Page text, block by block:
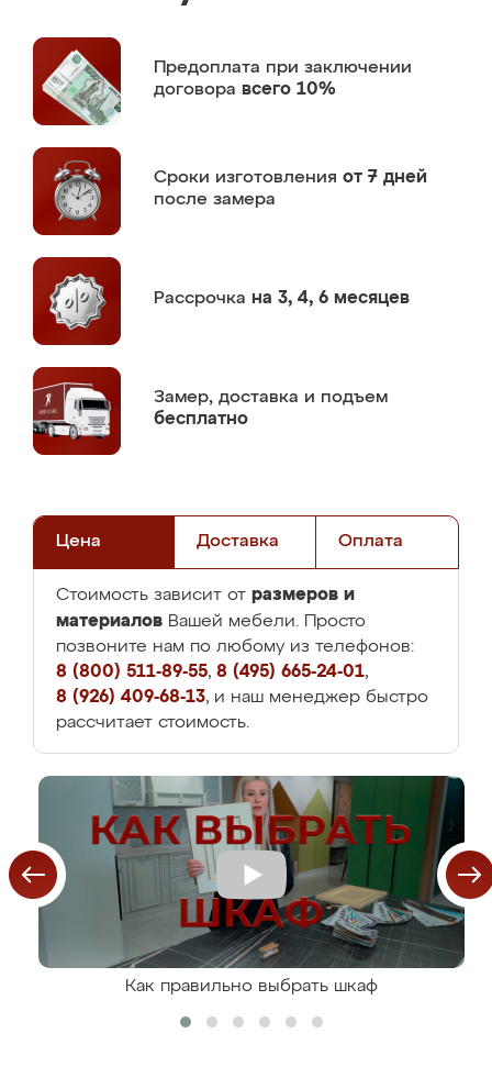
Предоплата при заключении
договора всего 10%
Сроки изготовления от 7 дней
после замера
Рассрочка на 3, 4, 6 месяцев
Замер, доставка и подъем
бесплатно
Цена Доставка Оплата
Стоимость зависит от размеров и
материалов Вашей мебели. Просто
позвоните нам по любому из телефонов:
8 (800) 511-89-55, 8 (495) 665-24-01,
8 (926) 409-68-13, и наш менеджер быстро
рассчитает стоимость.
Как правильно выбрать шкаф